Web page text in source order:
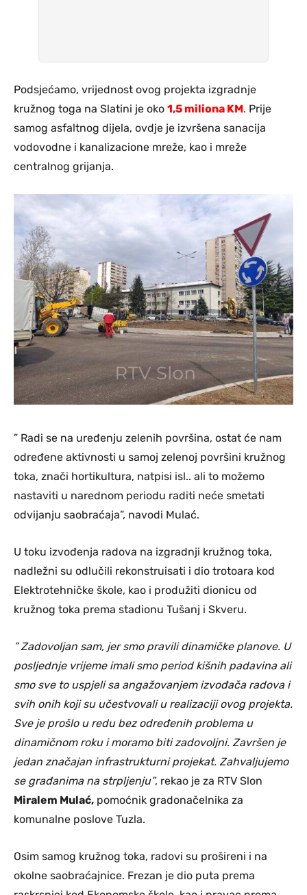
Podsjećamo, vrijednost ovog projekta izgradnje
kružnog toga na Slatini je oko 1,5 miliona KM. Prije
samog asfaltnog dijela, ovdje je izvršena sanacija
vodovodne i kanalizacione mreže, kao i mreže
centralnog grijanja.
” Radi se na uređenju zelenih površina, ostat će nam
određene aktivnosti u samoj zelenoj površini kružnog
toka, znači hortikultura, natpisi isl.. ali to možemo
nastaviti u narednom periodu raditi neće smetati
odvijanju saobraćaja”, navodi Mulać.
U toku izvođenja radova na izgradnji kružnog toka,
nadležni su odlučili rekonstruisati i dio trotoara kod
Elektrotehničke škole, kao i produžiti dionicu od
kružnog toka prema stadionu Tušanj i Skveru.
” Zadovoljan sam, jer smo pravili dinamičke planove. U
posljednje vrijeme imali smo period kišnih padavina ali
smo sve to uspjeli sa angažovanjem izvođača radova i
svih onih koji su učestvovali u realizaciji ovog projekta.
Sve je prošlo u redu bez određenih problema u
dinamičnom roku i moramo biti zadovoljni. Završen je
jedan značajan infrastrukturni projekat. Zahvaljujemo
se građanima na strpljenju”, rekao je za RTV Slon
Miralem Mulać, pomoćnik gradonačelnika za
komunalne poslove Tuzla.
Osim samog kružnog toka, radovi su prošireni i na
okolne saobraćajnice. Frezan je dio puta prema